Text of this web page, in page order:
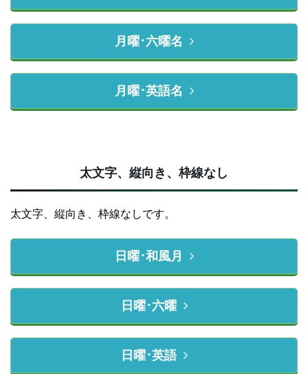
月曜･六曜名
月曜･英語名
太文字、縦向き、枠線なし
太文字、縦向き、枠線なしです。
日曜･和風月
日曜･六曜
日曜･英語